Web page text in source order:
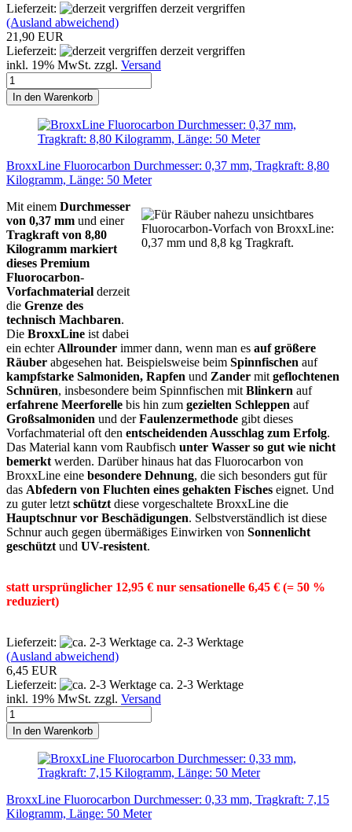
Lieferzeit:
derzeit vergriffen
(Ausland abweichend)
21,90 EUR
Lieferzeit:
derzeit vergriffen
inkl. 19% MwSt. zzgl. Versand
In den Warenkorb
BroxxLine Fluorocarbon Durchmesser: 0,37 mm, Tragkraft: 8,80
Kilogramm, Länge: 50 Meter
Mit einem Durchmesser
von 0,37 mm und einer
Tragkraft von 8,80
Kilogramm markiert
dieses Premium
Fluorocarbon-
Vorfachmaterial derzeit
die Grenze des
technisch Machbaren.
Die BroxxLine ist dabei
ein echter Allrounder immer dann, wenn man es auf größere
Räuber abgesehen hat. Beispielsweise beim Spinnfischen auf
kampfstarke Salmoniden, Rapfen und Zander mit geflochtenen
Schnüren, insbesondere beim Spinnfischen mit Blinkern auf
erfahrene Meerforelle bis hin zum gezielten Schleppen auf
Großsalmoniden und derFaulenzermethode gibt dieses
Vorfachmaterial oft den entscheidenden Ausschlag zum Erfolg.
Das Material kann vom Raubfisch unter Wasser so gut wie nicht
bemerkt werden. Darüber hinaus hat das Fluorocarbon von
BroxxLine eine besondere Dehnung, die sich besonders gut für
das Abfedern von Fluchten eines gehakten Fisches eignet. Und
zu guter letzt schützt diese vorgeschaltete BroxxLine die
Hauptschnur vor Beschädigungen. Selbstverständlich ist diese
Schnur auch gegen übermäßiges Einwirken von Sonnenlicht
geschützt und UV-resistent.
statt ursprünglicher 12,95 € nur sensationelle 6,45 € (= 50 %
reduziert)
Lieferzeit:
ca. 2-3 Werktage
(Ausland abweichend)
6,45 EUR
Lieferzeit:
ca. 2-3 Werktage
inkl. 19% MwSt. zzgl. Versand
In den Warenkorb
BroxxLine Fluorocarbon Durchmesser: 0,33 mm, Tragkraft: 7,15
Kilogramm, Länge: 50 Meter